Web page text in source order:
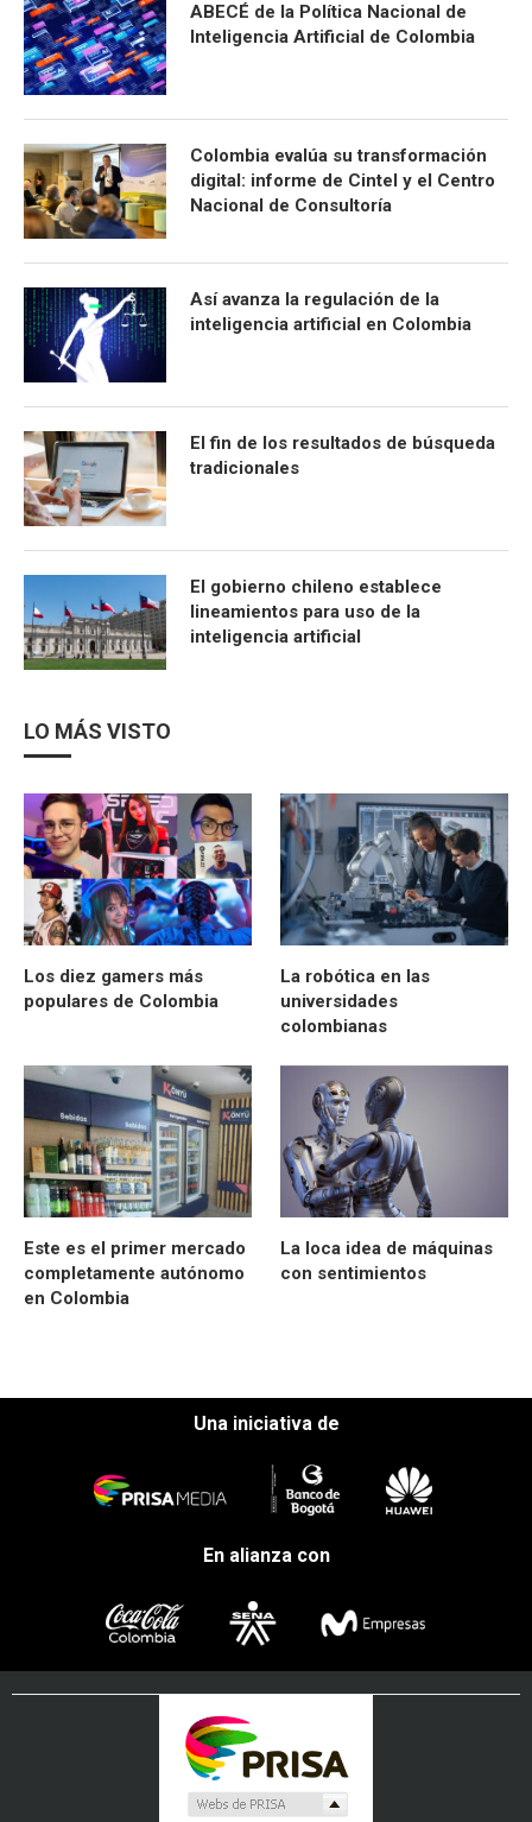
ABECÉ de la Política Nacional de
Inteligencia Artificial de Colombia
Colombia evalúa su transformación
digital: informe de Cintel y el Centro
Nacional de Consultoría
Así avanza la regulación de la
inteligencia artificial en Colombia
El fin de los resultados de búsqueda
tradicionales
El gobierno chileno establece
lineamientos para uso de la
inteligencia artificial
LO MÁS VISTO
Los diez gamers más
populares de Colombia
La robótica en las
universidades
colombianas
Este es el primer mercado
completamente autónomo
en Colombia
La loca idea de máquinas
con sentimientos
Una iniciativa de
En alianza con